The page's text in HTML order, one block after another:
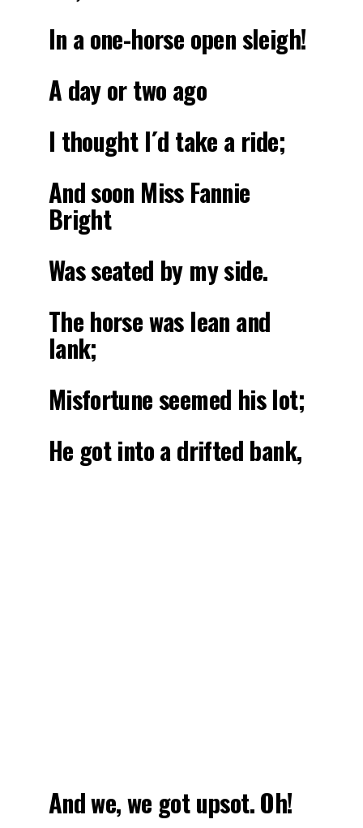
In a one-horse open sleigh!
A day or two ago
I thought I´d take a ride;
And soon Miss Fannie
Bright
Was seated by my side.
The horse was lean and
lank;
Misfortune seemed his lot;
He got into a drifted bank,
And we, we got upsot. Oh!